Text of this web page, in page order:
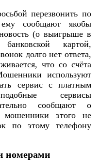
перезвонить по
сообщают якобы
(о выигрыше в
картой,
долго нет ответа,
что со счёта
используют
сервис с платным
сервисы
сообщают о
этого не
по этому телефону
номерами